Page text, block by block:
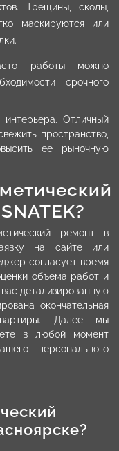
Трещины, сколы,
маскируются или
работы можно
срочного
Отличный
пространство,
ее рыночную
ремонт в
на сайте или
согласует время
объема работ и
детализированную
окончательная
Далее мы
в любой момент
персонального